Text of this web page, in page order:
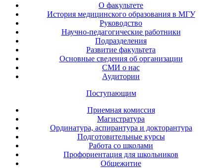
О факультете
История медицинского образования в МГУ
Руководство
Научно-педагогические работники
Подразделения
Развитие факультета
Основные сведения об организации
СМИ о нас
Аудитории
Поступающим
Приемная комиссия
Магистратура
Ординатура, аспирантура и докторантура
Подготовительные курсы
Работа со школами
Профориентация для школьников
Общежитие